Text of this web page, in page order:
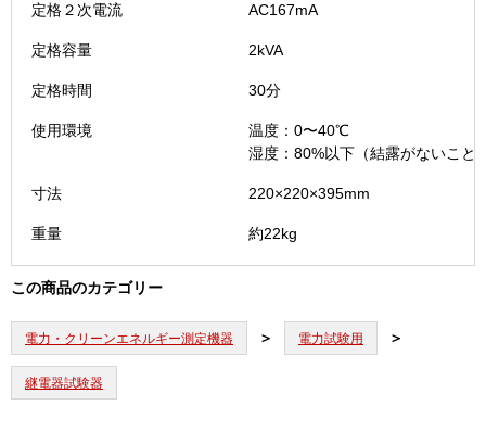
定格２次電流 AC167mA
定格容量 2kVA
定格時間 30分
使用環境
温度：0〜40℃
湿度：80%以下（結露がないこと
寸法 220×220×395mm
重量 約22kg
この商品のカテゴリー
電力・クリーンエネルギー測定機器 電力試験用
継電器試験器